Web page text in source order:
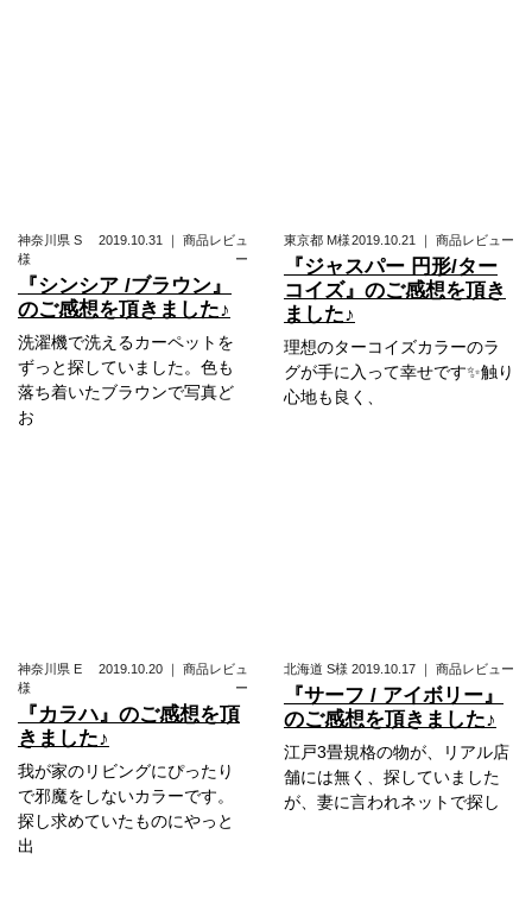
神奈川県 S
様
2019.10.31 ｜ 商品レビュ
ー
『シンシア /ブラウン』
のご感想を頂きました♪
洗濯機で洗えるカーペットを
ずっと探していました。色も
落ち着いたブラウンで写真ど
お
東京都 M様2019.10.21 ｜ 商品レビュー
『ジャスパー 円形/ター
コイズ』のご感想を頂き
ました♪
理想のターコイズカラーのラ
グが手に入って幸せです✨触り
心地も良く、
神奈川県 E
様
2019.10.20 ｜ 商品レビュ
ー
『カラハ』のご感想を頂
きました♪
我が家のリビングにぴったり
で邪魔をしないカラーです。
探し求めていたものにやっと
出
北海道 S様 2019.10.17 ｜ 商品レビュー
『サーフ / アイボリー』
のご感想を頂きました♪
江戸3畳規格の物が、リアル店
舗には無く、探していました
が、妻に言われネットで探し